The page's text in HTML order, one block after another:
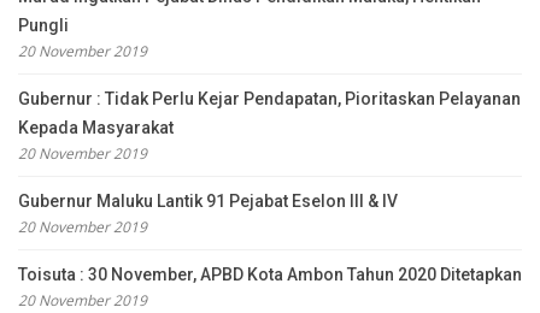
Pungli
20 November 2019
Gubernur : Tidak Perlu Kejar Pendapatan, Pioritaskan Pelayanan
Kepada Masyarakat
20 November 2019
Gubernur Maluku Lantik 91 Pejabat Eselon III & IV
20 November 2019
Toisuta : 30 November, APBD Kota Ambon Tahun 2020 Ditetapkan
20 November 2019